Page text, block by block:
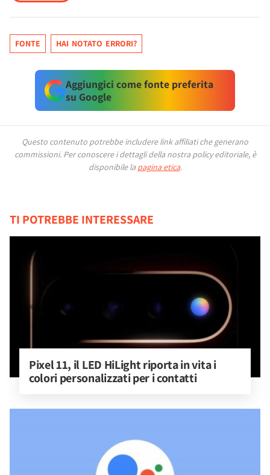
FONTE HAI NOTATO ERRORI?
Aggiungici come fonte preferita
su Google
Questo contenuto potrebbe includere link affiliati che generano
commissioni. Per conoscere i dettagli della nostra policy editoriale, è
disponibile la pagina etica.
TI POTREBBE INTERESSARE
Pixel 11, il LED HiLight riporta in vita i
colori personalizzati per i contatti